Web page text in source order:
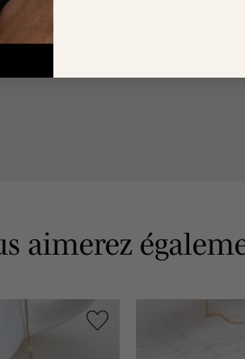
aimerez